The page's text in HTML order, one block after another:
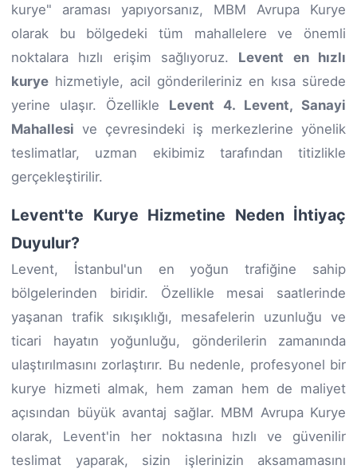
kurye" araması yapıyorsanız, MBM Avrupa Kurye
olarak bu bölgedeki tüm mahallelere ve önemli
noktalara hızlı erişim sağlıyoruz. Levent en hızlı
kurye hizmetiyle, acil gönderileriniz en kısa sürede
yerine ulaşır. Özellikle Levent 4. Levent, Sanayi
Mahallesi ve çevresindeki iş merkezlerine yönelik
teslimatlar, uzman ekibimiz tarafından titizlikle
gerçekleştirilir.
Levent'te Kurye Hizmetine Neden İhtiyaç
Duyulur?
Levent, İstanbul'un en yoğun trafiğine sahip
bölgelerinden biridir. Özellikle mesai saatlerinde
yaşanan trafik sıkışıklığı, mesafelerin uzunluğu ve
ticari hayatın yoğunluğu, gönderilerin zamanında
ulaştırılmasını zorlaştırır. Bu nedenle, profesyonel bir
kurye hizmeti almak, hem zaman hem de maliyet
açısından büyük avantaj sağlar. MBM Avrupa Kurye
olarak, Levent'in her noktasına hızlı ve güvenilir
teslimat yaparak, sizin işlerinizin aksamamasını